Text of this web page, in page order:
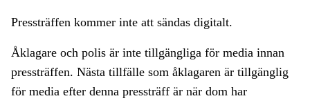
Pressträffen kommer inte att sändas digitalt.
Åklagare och polis är inte tillgängliga för media innan
pressträffen. Nästa tillfälle som åklagaren är tillgänglig
för media efter denna pressträff är när dom har